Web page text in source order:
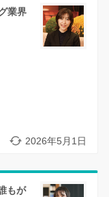
業界
2026年5月1日
もが